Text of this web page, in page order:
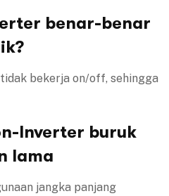
benar-benar
bekerja on/off, sehingga
Inverter buruk
lama
jangka panjang